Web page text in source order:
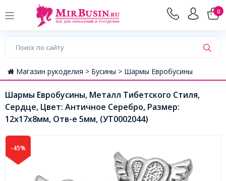
0
Магазин рукоделия > Бусины > Шармы Евробусины
Шармы Евробусины, Металл Тибетского Стиля,
Сердце, Цвет: Античное Серебро, Размер:
12х17х8мм, Отв-е 5мм, (УТ0002044)
-45%